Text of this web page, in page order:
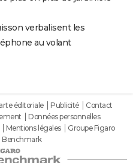
verbalisent les
au volant
éditoriale Publicité
Contact
Données personnelles
Mentions légales
Groupe Figaro
Benchmark